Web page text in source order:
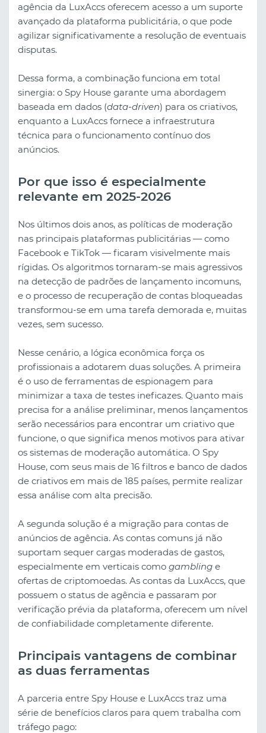
agência da LuxAccs oferecem acesso a um suporte
avançado da plataforma publicitária, o que pode
agilizar significativamente a resolução de eventuais
disputas.
Dessa forma, a combinação funciona em total
sinergia: o Spy House garante uma abordagem
baseada em dados (data-driven) para os criativos,
enquanto a LuxAccs fornece a infraestrutura
técnica para o funcionamento contínuo dos
anúncios.
Por que isso é especialmente
relevante em 2025-2026
Nos últimos dois anos, as políticas de moderação
nas principais plataformas publicitárias — como
Facebook e TikTok — ficaram visivelmente mais
rígidas. Os algoritmos tornaram-se mais agressivos
na detecção de padrões de lançamento incomuns,
e o processo de recuperação de contas bloqueadas
transformou-se em uma tarefa demorada e, muitas
vezes, sem sucesso.
Nesse cenário, a lógica econômica força os
profissionais a adotarem duas soluções. A primeira
é o uso de ferramentas de espionagem para
minimizar a taxa de testes ineficazes. Quanto mais
precisa for a análise preliminar, menos lançamentos
serão necessários para encontrar um criativo que
funcione, o que significa menos motivos para ativar
os sistemas de moderação automática. O Spy
House, com seus mais de 16 filtros e banco de dados
de criativos em mais de 185 países, permite realizar
essa análise com alta precisão.
A segunda solução é a migração para contas de
anúncios de agência. As contas comuns já não
suportam sequer cargas moderadas de gastos,
especialmente em verticais como gambling e
ofertas de criptomoedas. As contas da LuxAccs, que
possuem o status de agência e passaram por
verificação prévia da plataforma, oferecem um nível
de confiabilidade completamente diferente.
Principais vantagens de combinar
as duas ferramentas
A parceria entre Spy House e LuxAccs traz uma
série de benefícios claros para quem trabalha com
tráfego pago: